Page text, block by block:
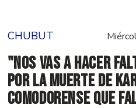
CHUBUT
"Nos vas a hacer
por la muerte de
comodorense que